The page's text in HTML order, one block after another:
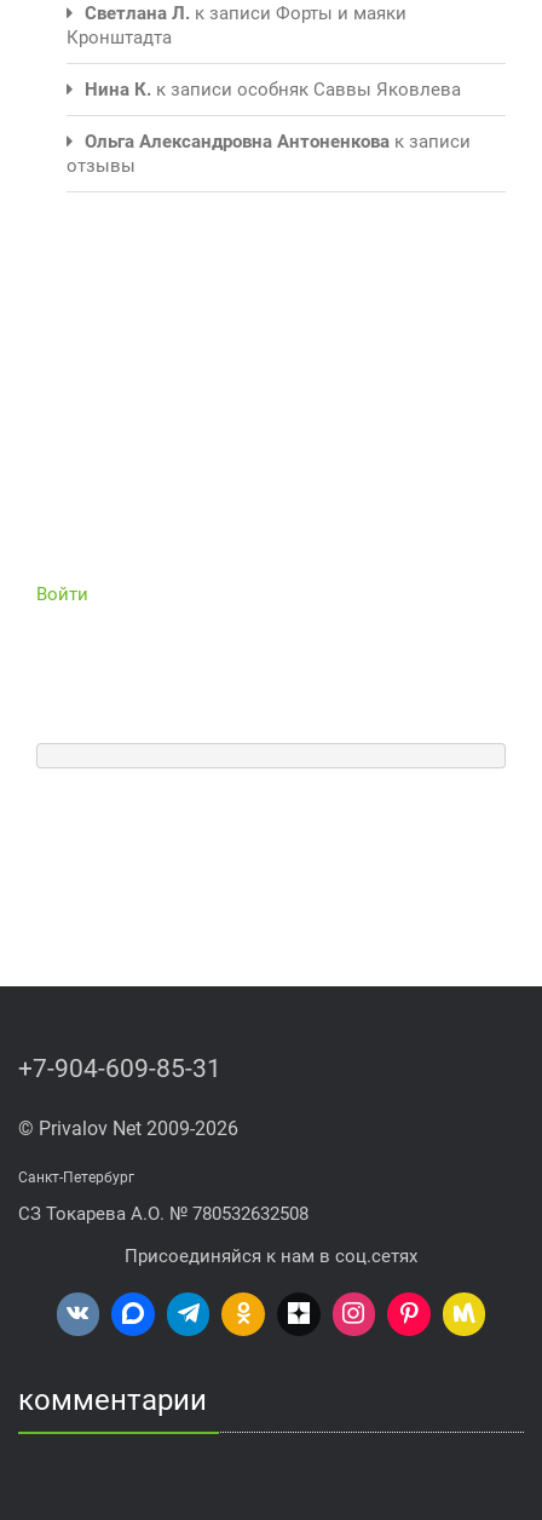
Светлана Л. к записи Форты и маяки
Кронштадта
Нина К. к записи особняк Саввы Яковлева
Ольга Александровна Антоненкова к записи
отзывы
Войти
+7-904-609-85-31
© Privalov Net 2009-2026
Санкт-Петербург
СЗ Токарева А.О. № 780532632508
Присоединяйся к нам в соц.сетях
комментарии